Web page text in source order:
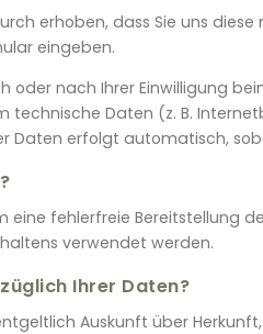
erhoben, dass Sie uns diese
eingeben.
nach Ihrer Einwilligung
technische Daten (z. B.
Daten erfolgt automatisch,
eine fehlerfreie Bereitstellung
verwendet werden.
Ihrer Daten?
Auskunft über